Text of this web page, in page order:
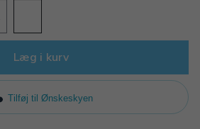
Læg i kurv
Tilføj til Ønskeskyen